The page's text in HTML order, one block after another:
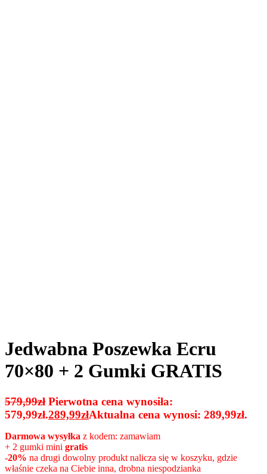
Jedwabna Poszewka Ecru
70×80 + 2 Gumki GRATIS
579,99zł Pierwotna cena wynosiła:
579,99zł.289,99złAktualna cena wynosi: 289,99zł.
Darmowa wysyłka z kodem: zamawiam
+ 2 gumki mini gratis
-20% na drugi dowolny produkt nalicza się w koszyku, gdzie
właśnie czeka na Ciebie inna, drobna niespodzianka